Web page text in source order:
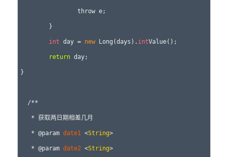
int day = new Long(days). intValue();
return day;
}
   * @param
date1 <String>
   * @param
date2 <String>